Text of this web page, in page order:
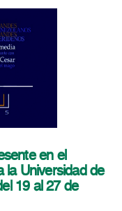
en el
la Universidad de
19 al 27 de